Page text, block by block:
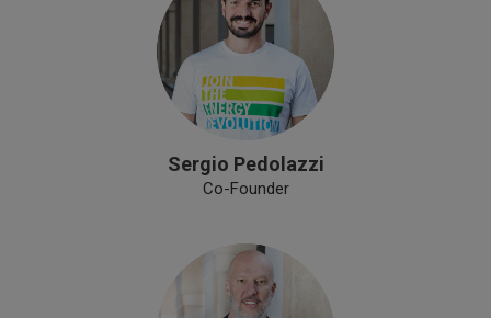
Sergio Pedolazzi
Co-Founder